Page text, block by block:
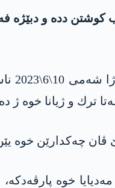
دده‌ و دبێژه‌
ترك و ژیانا خوه‌
چه‌كدارێن خوه‌
خوه‌